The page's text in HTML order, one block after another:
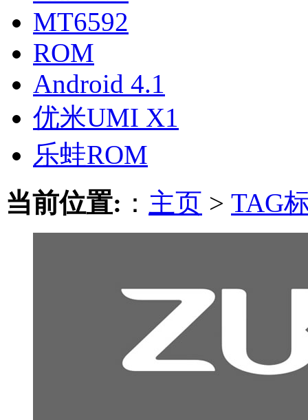
MT6592
ROM
Android 4.1
优米UMI X1
乐蛙ROM
当前位置: ： 主页 > TAG